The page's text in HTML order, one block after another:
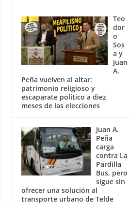
Teo
dor
o
Sos
a y
Juan
A.
Peña vuelven al altar:
patrimonio religioso y
escaparate político a diez
meses de las elecciones
Juan A.
Peña
carga
contra La
Pardilla
Bus, pero
sigue sin
ofrecer una solución al
transporte urbano de Telde